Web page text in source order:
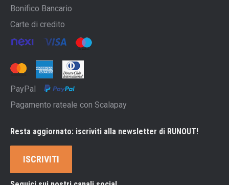
Bonifico Bancario
Carte di credito
PayPal
Pagamento rateale con Scalapay
Resta aggiornato: iscriviti alla newsletter di RUNOUT!
ISCRIVITI